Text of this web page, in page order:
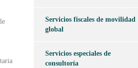
Servicios fiscales de movilidad
global
Servicios especiales de
consultoría